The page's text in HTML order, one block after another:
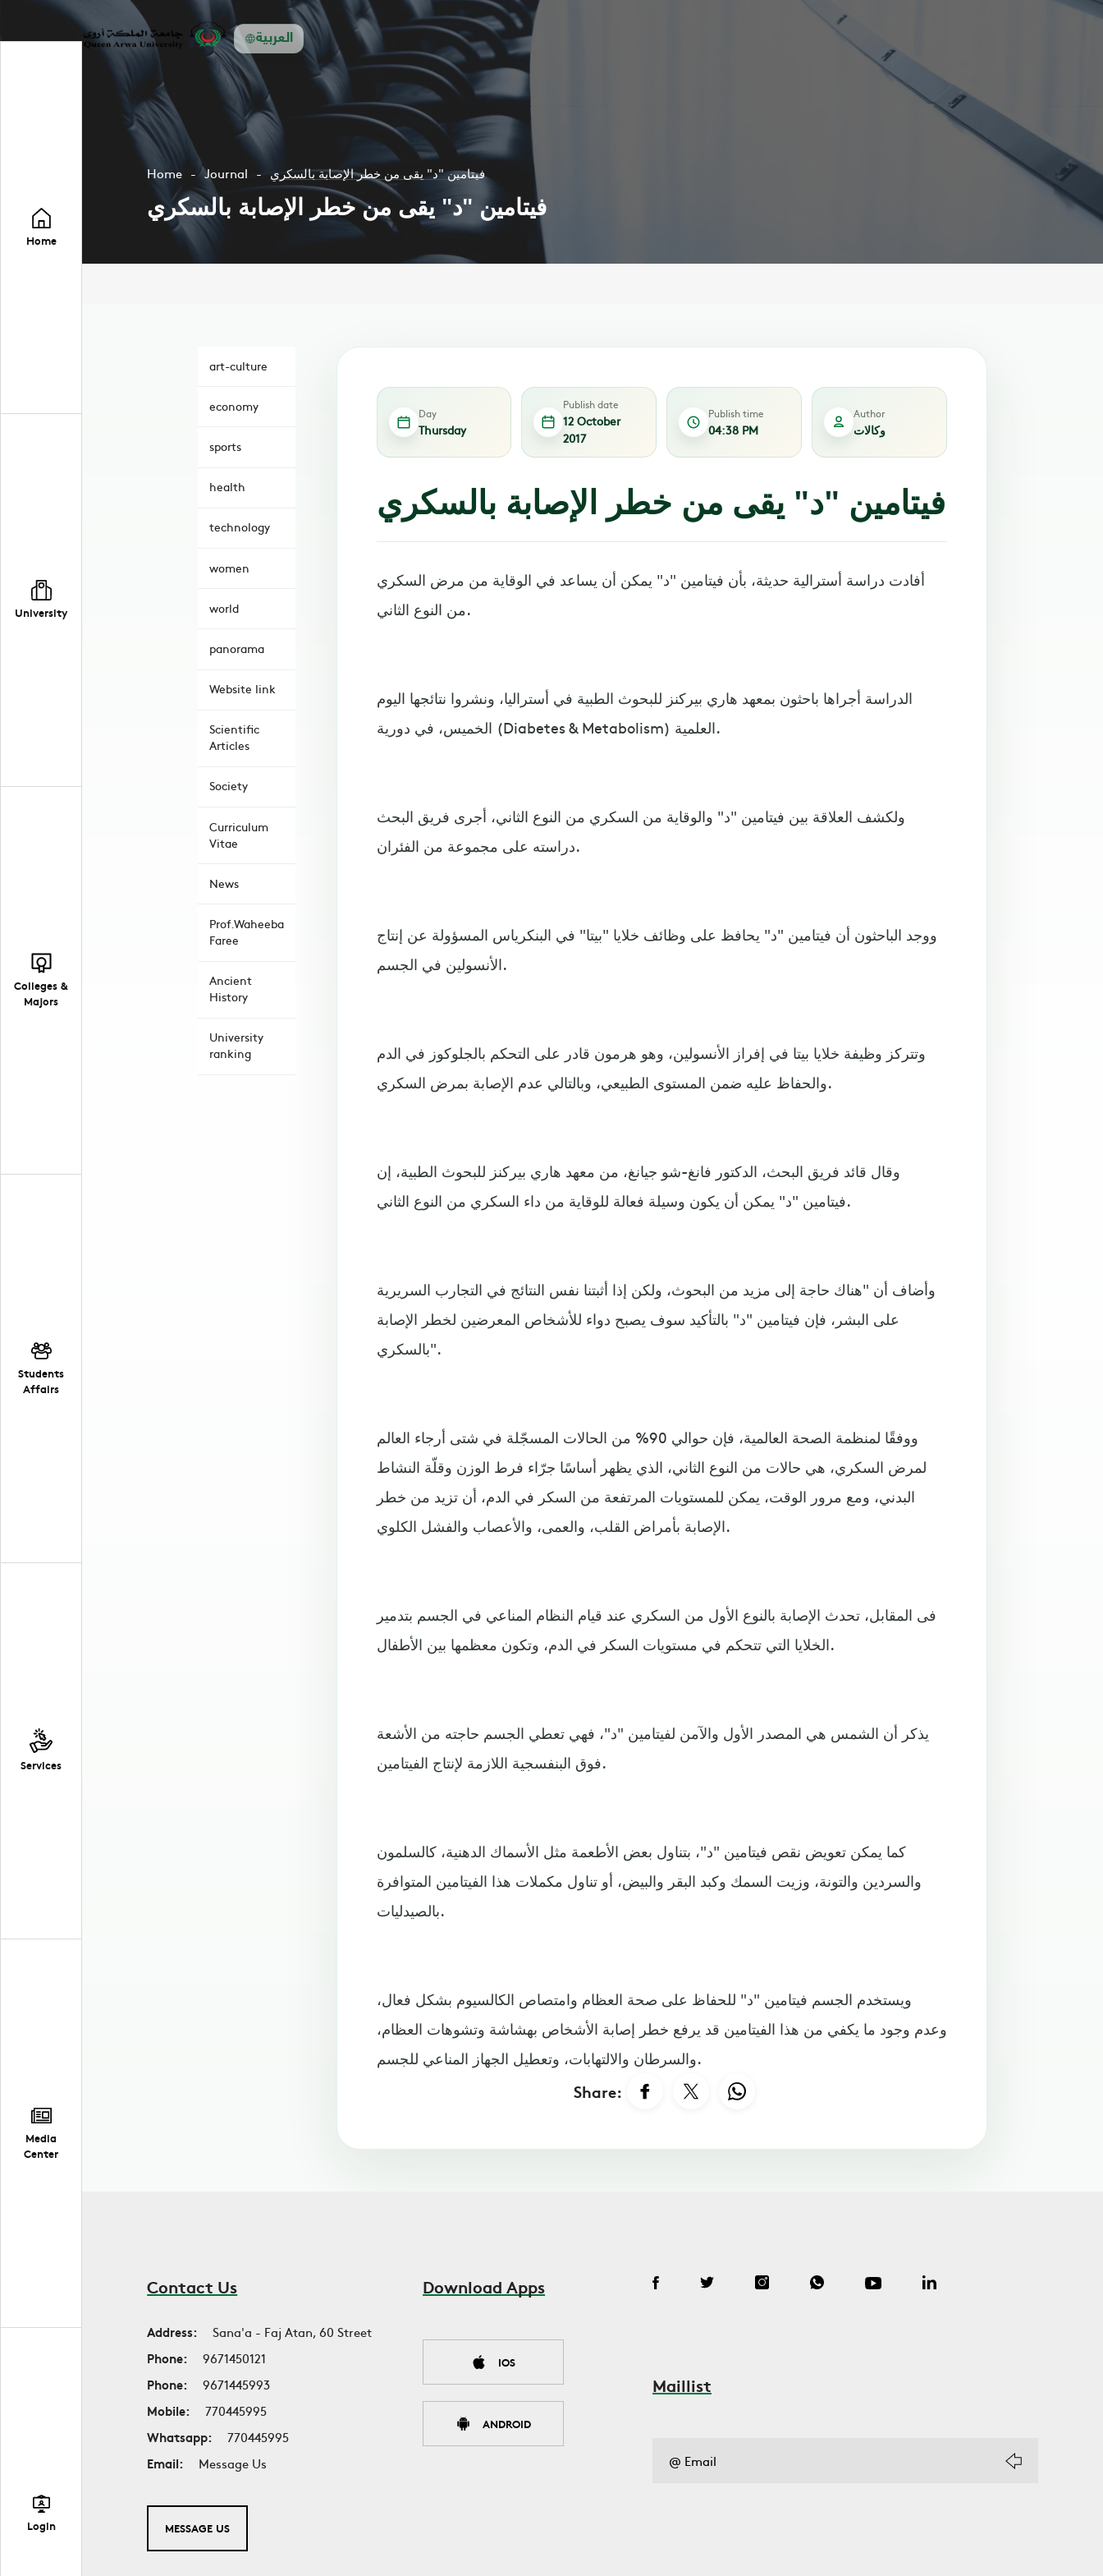
العربية
Home
University
Colleges &
Majors
Students
Affairs
Services
Media
Center
Login
Home Journal فيتامين "د" يقى من خطر الإصابة بالسكري
فيتامين "د" يقى من خطر الإصابة بالسكري
art-culture
economy
sports
health
technology
women
world
panorama
Website link
Scientific
Articles
Society
Curriculum
Vitae
News
Prof.Waheeba
Faree
Ancient
History
University
ranking
Day
Thursday
Publish date
12 October
2017
Publish time
04:38 PM
Author
وكالات
فيتامين "د" يقى من خطر الإصابة بالسكري
أفادت دراسة أسترالية حديثة، بأن فيتامين "د" يمكن أن يساعد في الوقاية من مرض السكري
من النوع الثاني.
الدراسة أجراها باحثون بمعهد هاري بيركنز للبحوث الطبية في أستراليا، ونشروا نتائجها اليوم
الخميس، في دورية (Diabetes & Metabolism) العلمية.
ولكشف العلاقة بين فيتامين "د" والوقاية من السكري من النوع الثاني، أجرى فريق البحث
دراسته على مجموعة من الفئران.
ووجد الباحثون أن فيتامين "د" يحافظ على وظائف خلايا "بيتا" في البنكرياس المسؤولة عن إنتاج
الأنسولين في الجسم.
وتتركز وظيفة خلايا بيتا في إفراز الأنسولين، وهو هرمون قادر على التحكم بالجلوكوز في الدم
والحفاظ عليه ضمن المستوى الطبيعي، وبالتالي عدم الإصابة بمرض السكري.
وقال قائد فريق البحث، الدكتور فانغ-شو جيانغ، من معهد هاري بيركنز للبحوث الطبية، إن
فيتامين "د" يمكن أن يكون وسيلة فعالة للوقاية من داء السكري من النوع الثاني.
وأضاف أن "هناك حاجة إلى مزيد من البحوث، ولكن إذا أثبتنا نفس النتائج في التجارب السريرية
على البشر، فإن فيتامين "د" بالتأكيد سوف يصبح دواء للأشخاص المعرضين لخطر الإصابة
بالسكري".
ووفقًا لمنظمة الصحة العالمية، فإن حوالي 90% من الحالات المسجّلة في شتى أرجاء العالم
لمرض السكري، هي حالات من النوع الثاني، الذي يظهر أساسًا جرّاء فرط الوزن وقلّة النشاط
البدني، ومع مرور الوقت، يمكن للمستويات المرتفعة من السكر في الدم، أن تزيد من خطر
الإصابة بأمراض القلب، والعمى، والأعصاب والفشل الكلوي.
فى المقابل، تحدث الإصابة بالنوع الأول من السكري عند قيام النظام المناعي في الجسم بتدمير
الخلايا التي تتحكم في مستويات السكر في الدم، وتكون معظمها بين الأطفال.
يذكر أن الشمس هي المصدر الأول والآمن لفيتامين "د"، فهي تعطي الجسم حاجته من الأشعة
فوق البنفسجية اللازمة لإنتاج الفيتامين.
كما يمكن تعويض نقص فيتامين "د"، بتناول بعض الأطعمة مثل الأسماك الدهنية، كالسلمون
والسردين والتونة، وزيت السمك وكبد البقر والبيض، أو تناول مكملات هذا الفيتامين المتوافرة
بالصيدليات.
ويستخدم الجسم فيتامين "د" للحفاظ على صحة العظام وامتصاص الكالسيوم بشكل فعال،
وعدم وجود ما يكفي من هذا الفيتامين قد يرفع خطر إصابة الأشخاص بهشاشة وتشوهات العظام،
والسرطان والالتهابات، وتعطيل الجهاز المناعي للجسم.
Share:
Contact Us
Address:
Sana'a - Faj Atan, 60 Street
Phone:
9671450121
Phone:
9671445993
Mobile:
770445995
Whatsapp:
770445995
Email:
Message Us
MESSAGE US
Download Apps
IOS
ANDROID
Maillist